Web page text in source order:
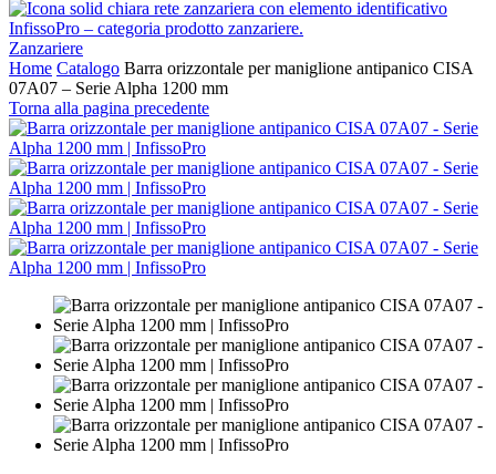
Zanzariere
Home Catalogo Barra orizzontale per maniglione antipanico CISA
07A07 – Serie Alpha 1200 mm
Torna alla pagina precedente